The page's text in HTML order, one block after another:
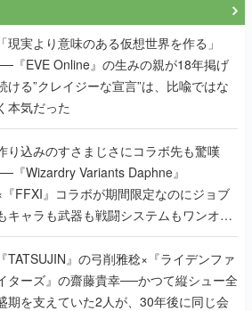
「現実より意味のある仮想世界を作る」
『EVE Online』の生みの親が18年掲げ
ける”クレイジーな宣言”は、比喩ではな
本気だった
り込みのすさまじさにコラボ先も驚嘆
『Wizardry Variants Daphne』
『FFXI』コラボが期間限定なのにジョブ
キャラも武器も戦闘システムもワンオフ
作り込まれた理由を両ディレクターに聞
く
『TATSUJIN』の弓削雅稔×『ライデンファ
ターズ』の齋藤貴幸──かつて縦シュー全
期を支えていた2人が、30年後に同じ会